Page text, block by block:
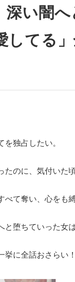
深い闇
してる
独占したい。
のに、気付いた
て奪い、心をも
と堕ちていった女
挙に全話おさらい！